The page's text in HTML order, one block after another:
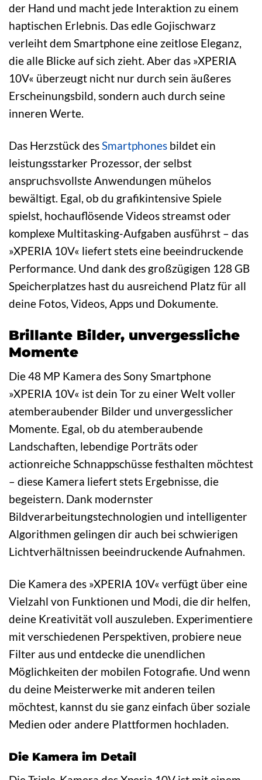
der Hand und macht jede Interaktion zu einem
haptischen Erlebnis. Das edle Gojischwarz
verleiht dem Smartphone eine zeitlose Eleganz,
die alle Blicke auf sich zieht. Aber das »XPERIA
10V« überzeugt nicht nur durch sein äußeres
Erscheinungsbild, sondern auch durch seine
inneren Werte.
Das Herzstück desSmartphones bildet ein
leistungsstarker Prozessor, der selbst
anspruchsvollste Anwendungen mühelos
bewältigt. Egal, ob du grafikintensive Spiele
spielst, hochauflösende Videos streamst oder
komplexe Multitasking-Aufgaben ausführst – das
»XPERIA 10V« liefert stets eine beeindruckende
Performance. Und dank des großzügigen 128 GB
Speicherplatzes hast du ausreichend Platz für all
deine Fotos, Videos, Apps und Dokumente.
Brillante Bilder, unvergessliche
Momente
Die 48 MP Kamera des Sony Smartphone
»XPERIA 10V« ist dein Tor zu einer Welt voller
atemberaubender Bilder und unvergesslicher
Momente. Egal, ob du atemberaubende
Landschaften, lebendige Porträts oder
actionreiche Schnappschüsse festhalten möchtest
– diese Kamera liefert stets Ergebnisse, die
begeistern. Dank modernster
Bildverarbeitungstechnologien und intelligenter
Algorithmen gelingen dir auch bei schwierigen
Lichtverhältnissen beeindruckende Aufnahmen.
Die Kamera des »XPERIA 10V« verfügt über eine
Vielzahl von Funktionen und Modi, die dir helfen,
deine Kreativität voll auszuleben. Experimentiere
mit verschiedenen Perspektiven, probiere neue
Filter aus und entdecke die unendlichen
Möglichkeiten der mobilen Fotografie. Und wenn
du deine Meisterwerke mit anderen teilen
möchtest, kannst du sie ganz einfach über soziale
Medien oder andere Plattformen hochladen.
Die Kamera im Detail